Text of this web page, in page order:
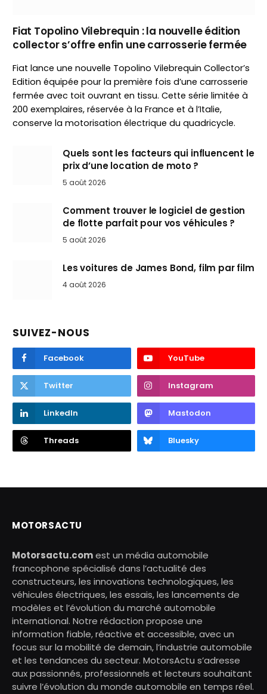
Fiat Topolino Vilebrequin : la nouvelle édition
collector s’offre enfin une carrosserie fermée
Fiat lance une nouvelle Topolino Vilebrequin Collector’s
Edition équipée pour la première fois d’une carrosserie
fermée avec toit ouvrant en tissu. Cette série limitée à
200 exemplaires, réservée à la France et à l’Italie,
conserve la motorisation électrique du quadricycle.
Quels sont les facteurs qui influencent le
prix d’une location de moto ?
5 août 2026
Comment trouver le logiciel de gestion
de flotte parfait pour vos véhicules ?
5 août 2026
Les voitures de James Bond, film par film
4 août 2026
SUIVEZ-NOUS
Facebook YouTube
Twitter Instagram
LinkedIn Mastodon
Threads Bluesky
MOTORSACTU
Motorsactu.comest un média automobile
francophone spécialisé dans l’actualité des
constructeurs, les innovations technologiques, les
véhicules électriques, les essais, les lancements de
modèles et l’évolution du marché automobile
international. Notre rédaction propose une
information fiable, réactive et accessible, avec un
focus sur la mobilité de demain, l’industrie automobile
et les tendances du secteur. MotorsActu s’adresse
aux passionnés, professionnels et lecteurs souhaitant
suivre l’évolution du monde automobile en temps réel.